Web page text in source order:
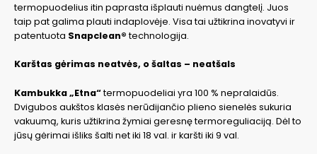
termopuodelius itin paprasta išplauti nuėmus dangtelį. Juos
taip pat galima plauti indaplovėje. Visa tai užtikrina inovatyvi ir
patentuota Snapclean® technologija.
Karštas gėrimas neatvės, o šaltas – neatšals
Kambukka „Etna“termopuodeliai yra 100 % nepralaidūs.
Dvigubos aukštos klasės nerūdijančio plieno sienelės sukuria
vakuumą, kuris užtikrina žymiai geresnę termoreguliaciją. Dėl to
jūsų gėrimai išliks šalti net iki 18 val. ir karšti iki 9 val.